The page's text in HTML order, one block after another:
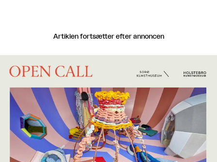
Artiklen fortsætter efter annoncen